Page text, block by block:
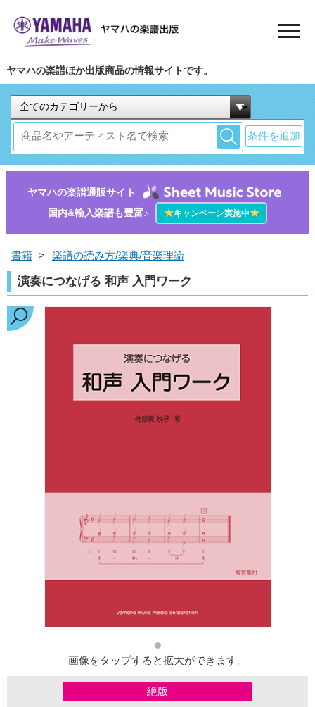
ヤマハの楽譜ほか出版商品の情報サイトです。
条件を追加
ヤマハの楽譜通販サイト
国内&輸入楽譜も豊富♪
★キャンペーン実施中★
書籍 > 楽譜の読み方/楽典/音楽理論
演奏につなげる 和声 入門ワーク
画像をタップすると拡大ができます。
絶版